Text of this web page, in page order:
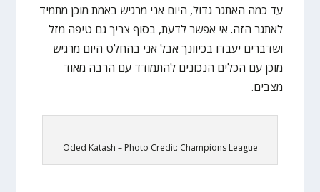
עד כמה האתגר גדול, היום אני מרגיש באמת מוכן מתמיד
לאתגר הזה. אי אפשר לדעת, בסוף צריך גם טיפה מזל
ושדברים יעבדו בכיוונך אבל אני בהחלט היום מרגיש
מוכן עם הכלים הנכונים להתמודד עם הרבה מאוד
מצבים.
Oded Katash – Photo Credit: Champions League